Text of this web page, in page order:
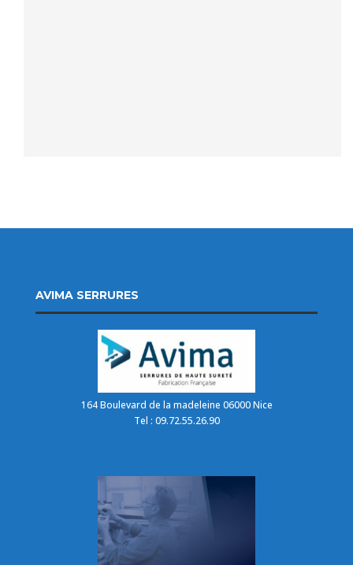
AVIMA SERRURES
164 Boulevard de la madeleine 06000 Nice
Tel : 09.72.55.26.90